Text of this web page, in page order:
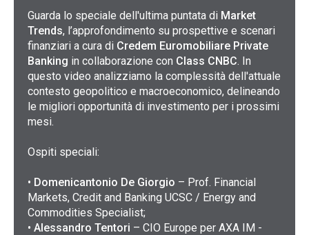
Guarda lo speciale dell'ultima puntata di Market
Trends, l’approfondimento su prospettive e scenari
finanziari a cura di Credem Euromobiliare Private
Banking in collaborazione con Class CNBC. In
questo video analizziamo la complessità dell'attuale
contesto geopolitico e macroeconomico, delineando
le migliori opportunità di investimento per i prossimi
mesi.
Ospiti speciali:
• Domenicantonio De Giorgio – Prof. Financial
Markets, Credit and Banking UCSC / Energy and
Commodities Specialist;
• Alessandro Tentori – CIO Europe per AXA IM -